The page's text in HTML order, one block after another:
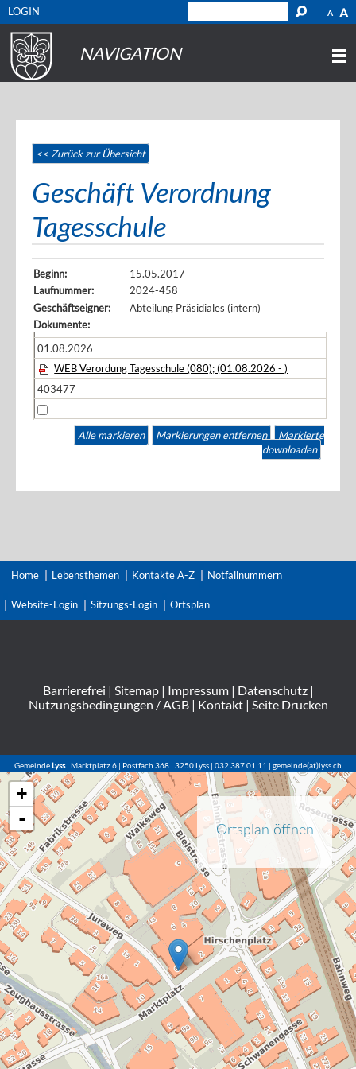
A A
LOGIN
NAVIGATION
<< Zurück zur Übersicht
Geschäft Verordnung
Tagesschule
Beginn:
15.05.2017
Laufnummer:
2024-458
Geschäftseigner:
Abteilung Präsidiales (intern)
Dokumente:
01.08.2026
WEB Verordung Tagesschule (080); (01.08.2026 - )
403477
Alle markieren Markierungen entfernen
Markierte
downloaden
Home Lebensthemen Kontakte A-Z Notfallnummern
Website-Login Sitzungs-Login Ortsplan
Barrierefrei | Sitemap| Impressum| Datenschutz|
Nutzungsbedingungen / AGB| Kontakt| Seite Drucken
GemeindeLyss| Marktplatz 6 | Postfach 368 | 3250 Lyss | 032 387 01 11 | gemeinde(at)lyss.ch